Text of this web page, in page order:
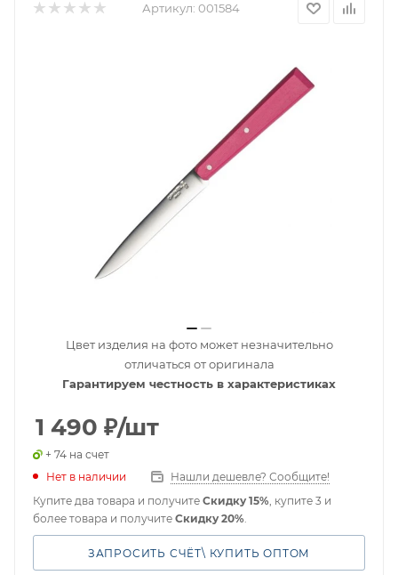
Артикул: 001584
Цвет изделия на фото может незначительно
отличаться от оригинала
Гарантируем честность в характеристиках
1 490 ₽/шт
+ 74 на счет
Нет в наличии
Нашли дешевле? Сообщите!
Купите два товара и получите Скидку 15%, купите 3 и
более товара и получите Скидку 20%.
ЗАПРОСИТЬ СЧЁТ\ КУПИТЬ ОПТОМ